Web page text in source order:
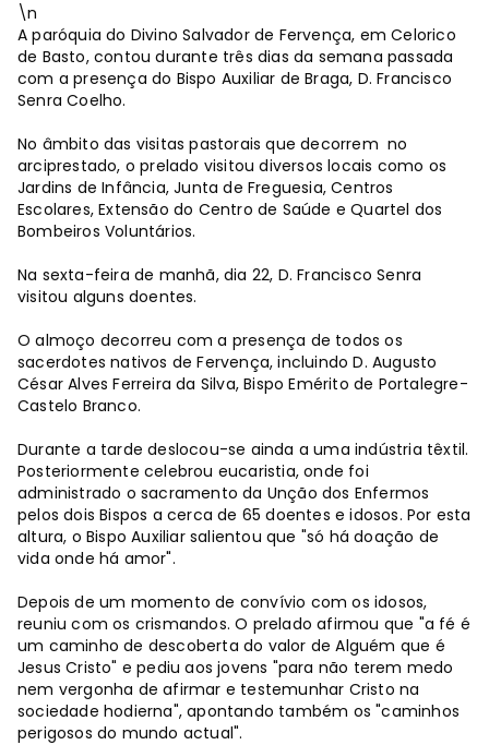
\n
A paróquia do Divino Salvador de Fervença, em Celorico
de Basto, contou durante três dias da semana passada
com a presença do Bispo Auxiliar de Braga, D. Francisco
Senra Coelho.
No âmbito das visitas pastorais que decorrem no
arciprestado, o prelado visitou diversos locais como os
Jardins de Infância, Junta de Freguesia, Centros
Escolares, Extensão do Centro de Saúde e Quartel dos
Bombeiros Voluntários.
Na sexta-feira de manhã, dia 22, D. Francisco Senra
visitou alguns doentes.
O almoço decorreu com a presença de todos os
sacerdotes nativos de Fervença, incluindo D. Augusto
César Alves Ferreira da Silva, Bispo Emérito de Portalegre-
Castelo Branco.
Durante a tarde deslocou-se ainda a uma indústria têxtil.
Posteriormente celebrou eucaristia, onde foi
administrado o sacramento da Unção dos Enfermos
pelos dois Bispos a cerca de 65 doentes e idosos. Por esta
altura, o Bispo Auxiliar salientou que "só há doação de
vida onde há amor".
Depois de um momento de convívio com os idosos,
reuniu com os crismandos. O prelado afirmou que "a fé é
um caminho de descoberta do valor de Alguém que é
Jesus Cristo" e pediu aos jovens "para não terem medo
nem vergonha de afirmar e testemunhar Cristo na
sociedade hodierna", apontando também os "caminhos
perigosos do mundo actual".